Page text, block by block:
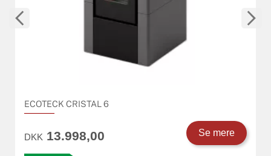
ECOTECK CRISTAL 6
DKK 13.998,00
Se mere